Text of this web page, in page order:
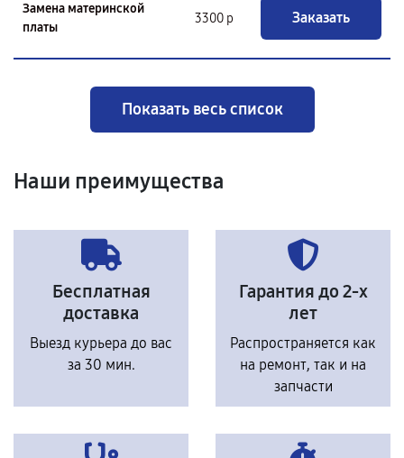
Замена материнской
платы
3300 р Заказать
Показать весь список
Наши преимущества
Бесплатная
доставка
Выезд курьера до вас
за 30 мин.
Гарантия до 2-х
лет
Распространяется как
на ремонт, так и на
запчасти